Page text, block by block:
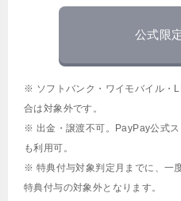
公式限
※ ソフトバンク・ワイモバイル・
合は対象外です。
※ 出金・譲渡不可。PayPay公式
も利用可。
※ 特典付与対象判定月までに、一
特典付与の対象外となります。